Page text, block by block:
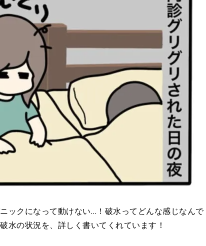
ックになって動けない…！破水ってどんな感じなんで
水の状況を、詳しく書いてくれています！